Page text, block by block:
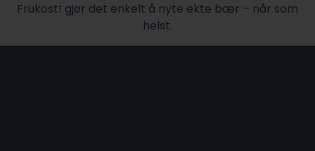
Frukost! gjør det enkelt å nyte ekte bær – når som
helst.